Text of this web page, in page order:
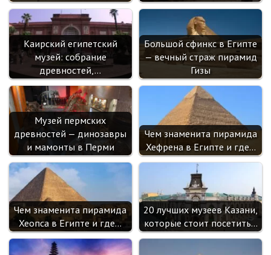
Каирский египетский
музей: собрание
древностей,…
Большой сфинкс в Египте
— вечный страж пирамид
Гизы
Музей пермских
древностей — динозавры
и мамонты в Перми
Чем знаменита пирамида
Хефрена в Египте и где…
Чем знаменита пирамида
Хеопса в Египте и где…
20 лучших музеев Казани,
которые стоит посетить…